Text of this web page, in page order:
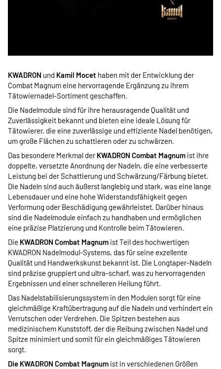
KWADRON und Kamil Mocet haben mit der Entwicklung der
Combat Magnum eine hervorragende Ergänzung zu ihrem
Tätowiernadel-Sortiment geschaffen.
Die Nadelmodule sind für ihre herausragende Qualität und
Zuverlässigkeit bekannt und bieten eine ideale Lösung für
Tätowierer, die eine zuverlässige und effiziente Nadel benötigen,
um große Flächen zu schattieren oder zu schwärzen.
Das besondere Merkmal derKWADRON Combat Magnum ist ihre
doppelte, versetzte Anordnung der Nadeln, die eine verbesserte
Leistung bei der Schattierung und Schwärzung/Färbung bietet.
Die Nadeln sind auch äußerst langlebig und stark, was eine lange
Lebensdauer und eine hohe Widerstandsfähigkeit gegen
Verformung oder Beschädigung gewährleistet. Darüber hinaus
sind die Nadelmodule einfach zu handhaben und ermöglichen
eine präzise Platzierung und Kontrolle beim Tätowieren.
Die KWADRON Combat Magnum ist Teil des hochwertigen
KWADRON Nadelmodul-Systems, das für seine exzellente
Qualität und Handwerkskunst bekannt ist. Die Longtaper-Nadeln
sind präzise gruppiert und ultra-scharf, was zu hervorragenden
Ergebnissen und einer schnelleren Heilung führt.
Das Nadelstabilisierungssystem in den Modulen sorgt für eine
gleichmäßige Kraftübertragung auf die Nadeln und verhindert ein
Verrutschen oder Verdrehen. Die Spitzen bestehen aus
medizinischem Kunststoff, der die Reibung zwischen Nadel und
Spitze minimiert und somit für ein gleichmäßiges Tätowieren
sorgt.
Die KWADRON Combat Magnum ist in verschiedenen Größen